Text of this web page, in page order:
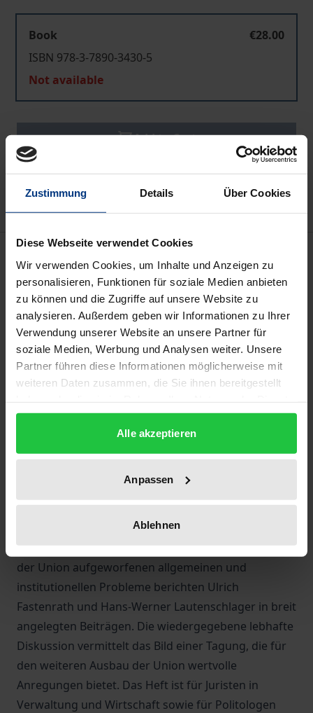
Zustimmung Details Über Cookies
Diese Webseite verwendet Cookies
Wir verwenden Cookies, um Inhalte und Anzeigen zu
personalisieren, Funktionen für soziale Medien anbieten
zu können und die Zugriffe auf unsere Website zu
analysieren. Außerdem geben wir Informationen zu Ihrer
Verwendung unserer Website an unsere Partner für
soziale Medien, Werbung und Analysen weiter. Unsere
Partner führen diese Informationen möglicherweise mit
weiteren Daten zusammen, die Sie ihnen bereitgestellt
gesammelt haben.
Alle akzeptieren
Anpassen
Ablehnen
Book
€28.00
ISBN 978-3-7890-3430-5
Not available
Add to Cart
Add to Wish List
Delivery cost notice
Description
Die Bonner Tagung der Wissenschaftlichen
Gesellschaft für Europarecht hat den Weg der
Europäischen Gemeinschaft unter drei
Gesichtspunkten erörtert. Einmal geht es um die
allgemeinen und institutionellen Aspekte, die Peter
Badura im Hinblick auf die verfassungsmäßigen
Fragen und Hans Joachim Glaesner im Hinblick auf
das Funktionieren der Gemeinschaft behandeln. Im
zweiten Abschnitt untersuchen Wulf-Henning Roth
Rahmenbedingungen für die Wirtschafts- und
Währungsunion und die Koordinierung der
Wirtschaftspolitik nach dem Vertrag von Maastricht.
Über die durch die bevorstehenden Erweiterungen
der Union aufgeworfenen allgemeinen und
institutionellen Probleme berichten Ulrich
Fastenrath und Hans-Werner Lautenschlager in breit
angelegten Beiträgen. Die wiedergegebene lebhafte
Diskussion vermittelt das Bild einer Tagung, die für
den weiteren Ausbau der Union wertvolle
Anregungen bietet. Das Heft ist für Juristen in
Verwaltung und Wirtschaft sowie für Politologen